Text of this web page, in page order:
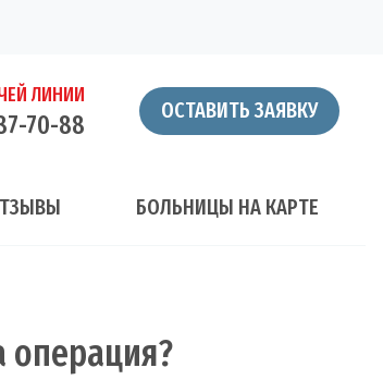
ОСТАВИТЬ ЗАЯВКУ
ЛИНИИ
70-88
БОЛЬНИЦЫ НА КАРТЕ